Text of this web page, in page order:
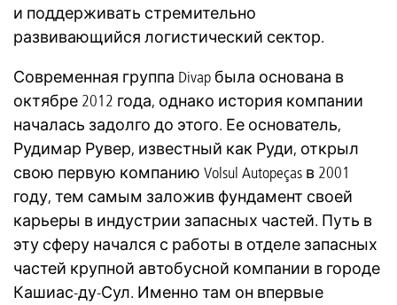
и поддерживать стремительно
развивающийся логистический сектор.
Современная группа Divap была основана в
октябре 2012 года, однако история компании
началась задолго до этого. Ее основатель,
Рудимар Рувер, известный как Руди, открыл
свою первую компанию Volsul Autopeças в 2001
году, тем самым заложив фундамент своей
карьеры в индустрии запасных частей. Путь в
эту сферу начался с работы в отделе запасных
частей крупной автобусной компании в городе
Кашиас-ду-Сул. Именно там он впервые